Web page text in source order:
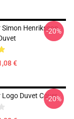
Simon Henriksson
€
-20%
Logo Duvet Cover
-20%